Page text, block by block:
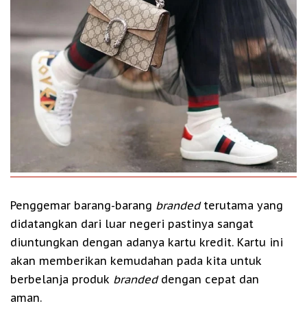
Penggemar barang-barang branded terutama yang
didatangkan dari luar negeri pastinya sangat
diuntungkan dengan adanya kartu kredit. Kartu ini
akan memberikan kemudahan pada kita untuk
berbelanja produk branded dengan cepat dan
aman.